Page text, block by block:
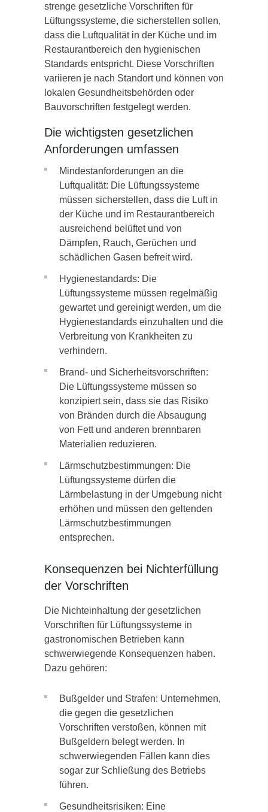
strenge gesetzliche Vorschriften für
Lüftungssysteme, die sicherstellen sollen,
dass die Luftqualität in der Küche und im
Restaurantbereich den hygienischen
Standards entspricht. Diese Vorschriften
variieren je nach Standort und können von
lokalen Gesundheitsbehörden oder
Bauvorschriften festgelegt werden.
Die wichtigsten gesetzlichen
Anforderungen umfassen
Mindestanforderungen an die
Luftqualität: Die Lüftungssysteme
müssen sicherstellen, dass die Luft in
der Küche und im Restaurantbereich
ausreichend belüftet und von
Dämpfen, Rauch, Gerüchen und
schädlichen Gasen befreit wird.
Hygienestandards: Die
Lüftungssysteme müssen regelmäßig
gewartet und gereinigt werden, um die
Hygienestandards einzuhalten und die
Verbreitung von Krankheiten zu
verhindern.
Brand- und Sicherheitsvorschriften:
Die Lüftungssysteme müssen so
konzipiert sein, dass sie das Risiko
von Bränden durch die Absaugung
von Fett und anderen brennbaren
Materialien reduzieren.
Lärmschutzbestimmungen: Die
Lüftungssysteme dürfen die
Lärmbelastung in der Umgebung nicht
erhöhen und müssen den geltenden
Lärmschutzbestimmungen
entsprechen.
Konsequenzen bei Nichterfüllung
der Vorschriften
Die Nichteinhaltung der gesetzlichen
Vorschriften für Lüftungssysteme in
gastronomischen Betrieben kann
schwerwiegende Konsequenzen haben.
Dazu gehören:
Bußgelder und Strafen: Unternehmen,
die gegen die gesetzlichen
Vorschriften verstoßen, können mit
Bußgeldern belegt werden. In
schwerwiegenden Fällen kann dies
sogar zur Schließung des Betriebs
führen.
Gesundheitsrisiken: Eine